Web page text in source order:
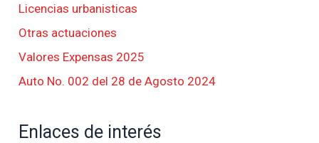
Licencias urbanisticas
Otras actuaciones
Valores Expensas 2025
Auto No. 002 del 28 de Agosto 2024
Enlaces de interés